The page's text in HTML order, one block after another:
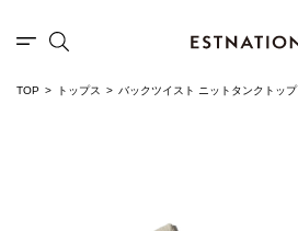
TOP トップス バックツイスト ニットタンクトップ